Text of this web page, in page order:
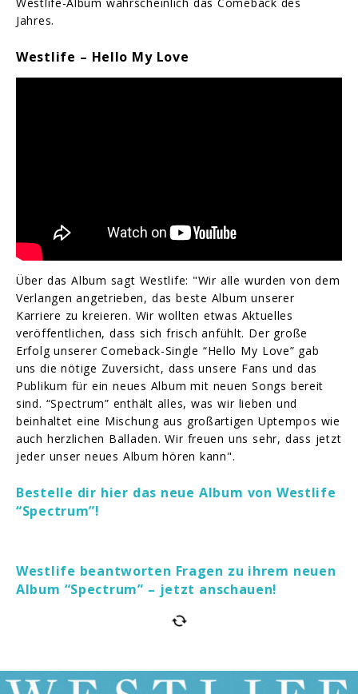
Jahres.
Westlife – Hello My Love
Über das Album sagt Westlife: "Wir alle wurden von dem
Verlangen angetrieben, das beste Album unserer
Karriere zu kreieren. Wir wollten etwas Aktuelles
veröffentlichen, dass sich frisch anfühlt. Der große
Erfolg unserer Comeback-Single “Hello My Love” gab
uns die nötige Zuversicht, dass unsere Fans und das
Publikum für ein neues Album mit neuen Songs bereit
sind. “Spectrum” enthält alles, was wir lieben und
beinhaltet eine Mischung aus großartigen Uptempos wie
auch herzlichen Balladen. Wir freuen uns sehr, dass jetzt
jeder unser neues Album hören kann".
Bestelle dir hier das neue Album von Westlife
“Spectrum”!
Westlife beantworten Fragen zu ihrem neuen
Album “Spectrum” – jetzt anschauen!